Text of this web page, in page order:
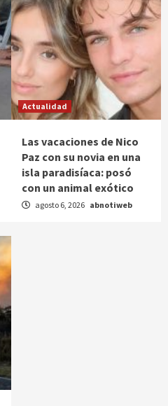
Actualidad
Las vacaciones de Nico
Paz con su novia en una
isla paradisíaca: posó
con un animal exótico
agosto 6, 2026 abnotiweb